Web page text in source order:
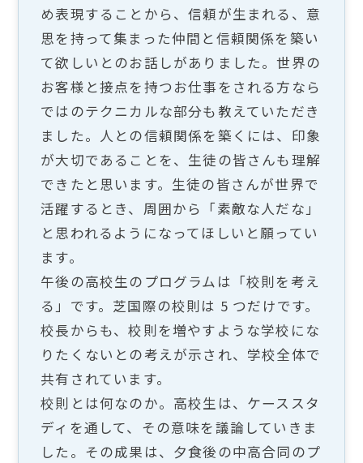
め表現することから、信頼が生まれる、意
思を持って集まった仲間と信頼関係を築い
て欲しいとのお話しがありました。世界の
お客様と接点を持つお仕事をされる方なら
ではのテクニカルな部分も教えていただき
ました。人との信頼関係を築くには、印象
が大切であることを、生徒の皆さんも理解
できたと思います。生徒の皆さんが世界で
活躍するとき、周囲から「素敵な人だな」
と思われるようになってほしいと願ってい
ます。
午後の高校生のプログラムは「校則を考え
る」です。芝国際の校則は 5 つだけです。
校長からも、校則を増やすような学校にな
りたくないとの考えが示され、学校全体で
共有されています。
校則とは何なのか。高校生は、ケーススタ
ディを通して、その意味を議論していきま
した。その成果は、夕食後の中高合同のプ